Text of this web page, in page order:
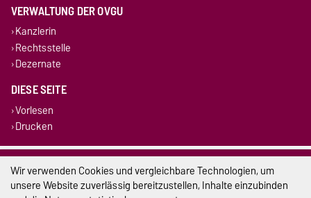
VERWALTUNG DER OVGU
Kanzlerin
Rechtsstelle
Dezernate
DIESE SEITE
Vorlesen
Drucken
Impressum
Datenschutz
Wir verwenden Cookies und vergleichbare Technologien, um
unsere Website zuverlässig bereitzustellen, Inhalte einzubinden